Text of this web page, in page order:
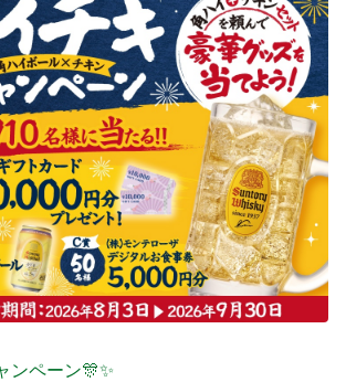
ンペーン🎊✨